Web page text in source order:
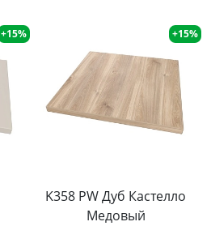
+15% +15%
K358 PW Дуб Кастелло
Медовый